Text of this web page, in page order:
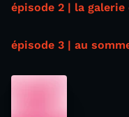
épisode 2 | la
épisode 3 | au